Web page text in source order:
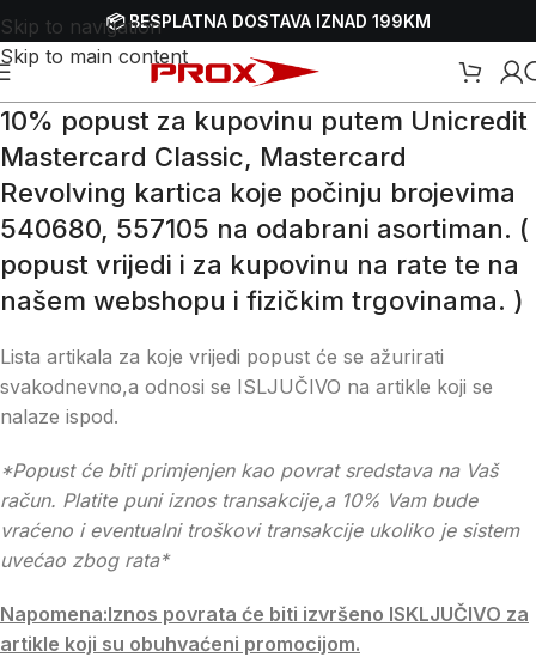
Skip to navigation
Skip to main content
📦 BESPLATNA DOSTAVA IZNAD 199KM
10% popust za kupovinu putem Unicredit
Mastercard Classic, Mastercard
Revolving kartica koje počinju brojevima
540680, 557105 na odabrani asortiman. (
popust vrijedi i za kupovinu na rate te na
našem webshopu i fizičkim trgovinama. )
Lista artikala za koje vrijedi popust će se ažurirati
svakodnevno,a odnosi se ISLJUČIVO na artikle koji se
nalaze ispod.
*Popust će biti primjenjen kao povrat sredstava na Vaš
račun. Platite puni iznos transakcije,a 10% Vam bude
vraćeno i eventualni troškovi transakcije ukoliko je sistem
uvećao zbog rata*
Napomena:Iznos povrata će biti izvršeno ISKLJUČIVO za
artikle koji su obuhvaćeni promocijom.